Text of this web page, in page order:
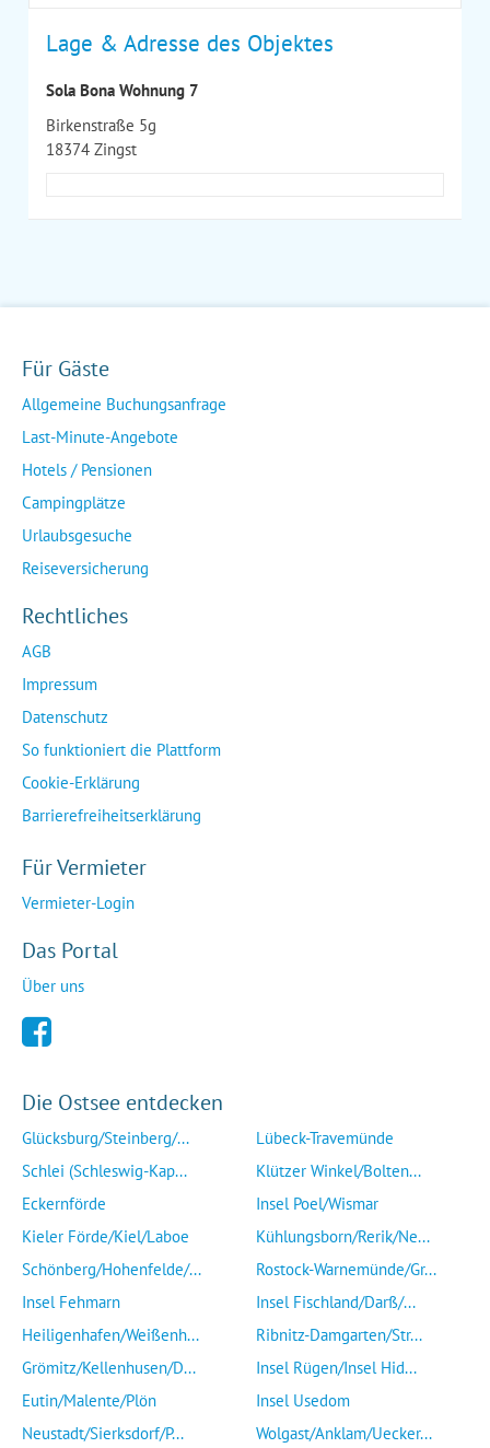
Lage & Adresse des Objektes
Sola Bona Wohnung 7
Birkenstraße 5g
18374 Zingst
Für Gäste
Allgemeine Buchungsanfrage
Last-Minute-Angebote
Hotels / Pensionen
Campingplätze
Urlaubsgesuche
Reiseversicherung
Rechtliches
AGB
Impressum
Datenschutz
So funktioniert die Plattform
Cookie-Erklärung
Barrierefreiheitserklärung
Für Vermieter
Vermieter-Login
Das Portal
Über uns
Die Ostsee entdecken
Glücksburg/Steinberg/...
Schlei (Schleswig-Kap...
Eckernförde
Kieler Förde/Kiel/Laboe
Schönberg/Hohenfelde/...
Insel Fehmarn
Heiligenhafen/Weißenh...
Grömitz/Kellenhusen/D...
Eutin/Malente/Plön
Neustadt/Sierksdorf/P...
Lübeck-Travemünde
Klützer Winkel/Bolten...
Insel Poel/Wismar
Kühlungsborn/Rerik/Ne...
Rostock-Warnemünde/Gr...
Insel Fischland/Darß/...
Ribnitz-Damgarten/Str...
Insel Rügen/Insel Hid...
Insel Usedom
Wolgast/Anklam/Uecker...